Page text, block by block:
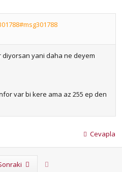
diyorsan yani daha ne deyem
var bi kere ama az 255 ep den
Cevapla